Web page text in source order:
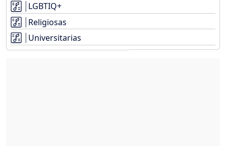
LGBTIQ+
Religiosas
Universitarias